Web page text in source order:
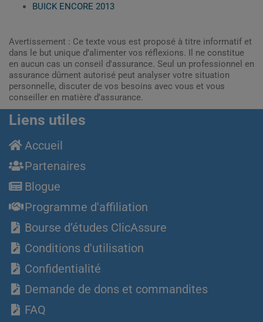
BUICK ENCORE 2013
Avertissement : Ce texte vous est proposé à titre informatif et
dans le but unique d’alimenter vos réflexions. Il ne constitue
en aucun cas un conseil d'assurance. Seul un professionnel en
assurance dûment autorisé peut analyser votre situation
personnelle, discuter de vos besoins avec vous et vous
conseiller en matière d’assurance.
Liens utiles
Accueil
Partenaires
Blogue
Programme d'affiliation
Bourse d’études ClicAssure
Conditions d'utilisation
Confidentialité
Demande de dons et commandites
FAQ